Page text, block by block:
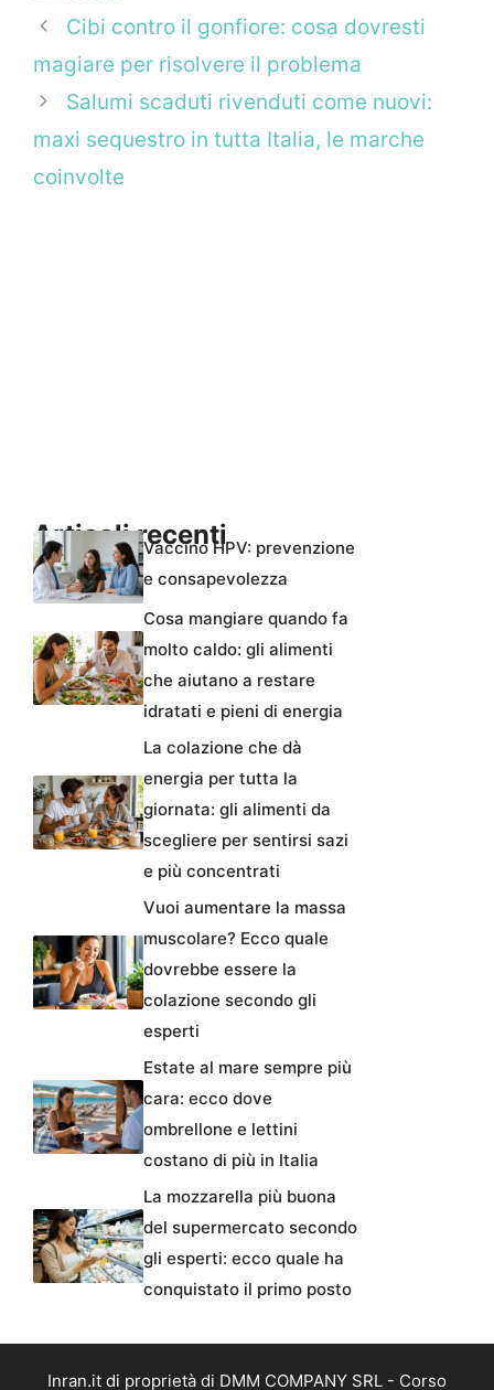
Cibi contro il gonfiore: cosa dovresti
magiare per risolvere il problema
Salumi scaduti rivenduti come nuovi:
maxi sequestro in tutta Italia, le marche
coinvolte
Articoli recentiVaccino HPV: prevenzione
e consapevolezza
Cosa mangiare quando fa
molto caldo: gli alimenti
che aiutano a restare
idratati e pieni di energia
La colazione che dà
energia per tutta la
giornata: gli alimenti da
scegliere per sentirsi sazi
e più concentrati
Vuoi aumentare la massa
muscolare? Ecco quale
dovrebbe essere la
colazione secondo gli
esperti
Estate al mare sempre più
cara: ecco dove
ombrellone e lettini
costano di più in Italia
La mozzarella più buona
del supermercato secondo
gli esperti: ecco quale ha
conquistato il primo posto
Inran.it di proprietà di DMM COMPANY SRL - Corso